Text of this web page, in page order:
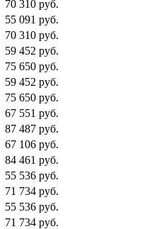
70 310 руб.
55 091 руб.
70 310 руб.
59 452 руб.
75 650 руб.
59 452 руб.
75 650 руб.
67 551 руб.
87 487 руб.
67 106 руб.
84 461 руб.
55 536 руб.
71 734 руб.
55 536 руб.
71 734 руб.